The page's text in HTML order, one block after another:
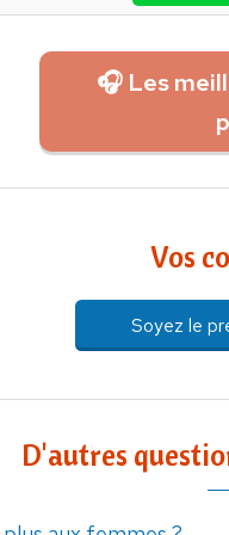
🎧 Les
Vos
Soyez le
D'autres